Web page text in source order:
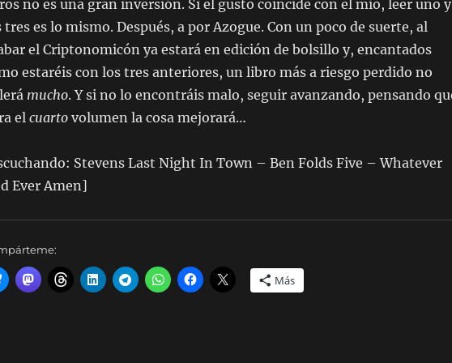
no es una gran inversión. Si el gusto coincide con el mío, leer uno y
tres es lo mismo. Después, a por Azogue. Con un poco de suerte, al
el Criptonomicón ya estará en edición de bolsillo y, encantados
estaréis con los tres anteriores, un libro más a riesgo perdido no
mucho. Y si no lo encontráis malo, seguir avanzando, pensando
el cuartovolumen la cosa mejorará…
Stevens Last Night In Town – Ben Folds Five – Whatever
Ever Amen]
Más